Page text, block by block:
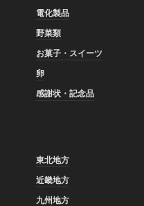
電化製品
野菜類
お菓子・スイーツ
卵
感謝状・記念品
東北地方
近畿地方
九州地方